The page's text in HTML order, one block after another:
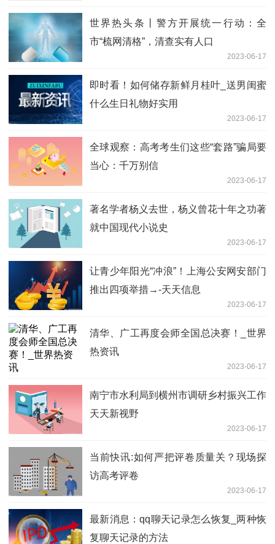
世界热头条丨警方开展统一行动：全
市“梳网清格”，清查实有人口
2023-06-17
即时看！如何储存新鲜月桂叶_送男闺蜜
什么生日礼物好实用
2023-06-17
全球观察：高考考生们这些“套路”骗局要
当心：千万别信
2023-06-17
著名学者杨义去世，杨义曾花十年之功著
就中国现代小说史
2023-06-17
让青少年阳光“冲浪”！上海公安网安部门
推出四项举措→-天天信息
2023-06-17
清华、广工再度会师全国总决赛！_世界
热资讯
2023-06-17
南宁市水利局到横州市调研乡村振兴工作
天天新视野
2023-06-17
当前快讯:如何严把评卷质量关？现场探
访高考评卷
2023-06-17
最新消息：qq聊天记录怎么恢复_两种恢
复聊天记录的方法